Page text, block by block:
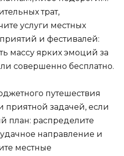
трат,
услуги местных
и фестивалей:
массу ярких эмоций за
совершенно бесплатно.
путешествия
приятной задачей, если
план: распределите
направление и
местные